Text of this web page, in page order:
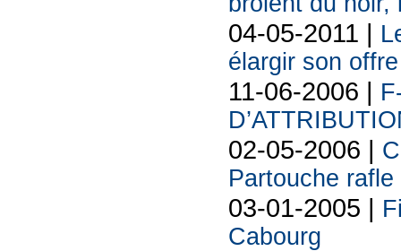
04-05-2011 |
élargir son
11-06-2006 |
02-05-2006 |
Partouche
03-01-2005 |
Cabourg